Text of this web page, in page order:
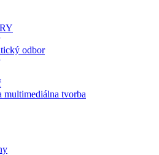
odbor
multimediálna tvorba